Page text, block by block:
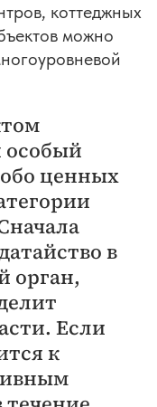
коттеджных
можно
особый
ценных
в
орган,
Если
к